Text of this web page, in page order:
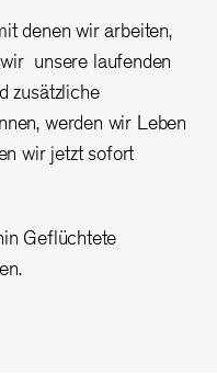
denen wir arbeiten,
unsere laufenden
zusätzliche
werden wir Leben
wir jetzt sofort
Geflüchtete